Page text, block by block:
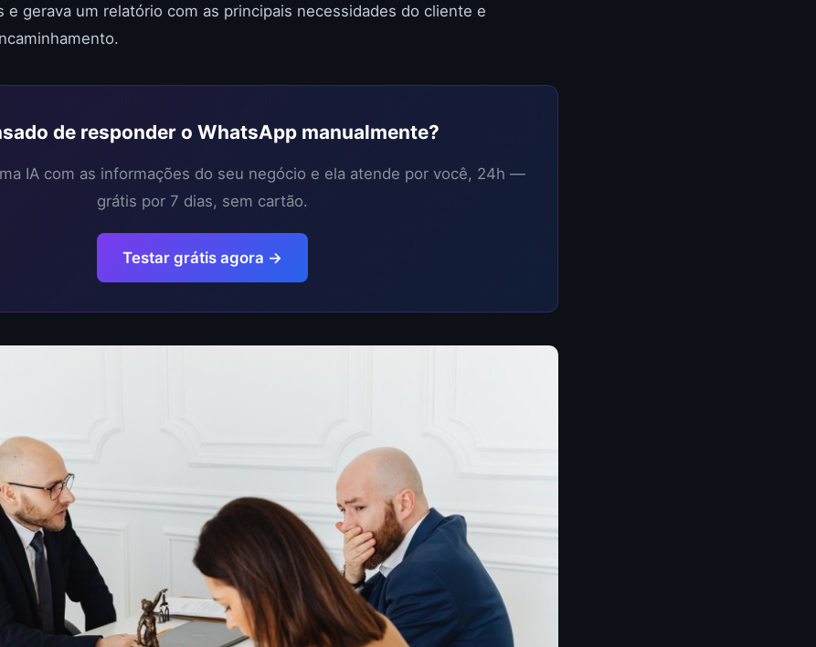
e gerava um relatório com as principais necessidades do cliente e
de responder o WhatsApp manualmente?
IA com as informações do seu negócio e ela atende por você, 24h —
grátis por 7 dias, sem cartão.
Testar grátis agora →